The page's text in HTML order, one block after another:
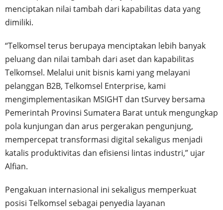
menciptakan nilai tambah dari kapabilitas data yang
dimiliki.
“Telkomsel terus berupaya menciptakan lebih banyak
peluang dan nilai tambah dari aset dan kapabilitas
Telkomsel. Melalui unit bisnis kami yang melayani
pelanggan B2B, Telkomsel Enterprise, kami
mengimplementasikan MSIGHT dan tSurvey bersama
Pemerintah Provinsi Sumatera Barat untuk mengungkap
pola kunjungan dan arus pergerakan pengunjung,
mempercepat transformasi digital sekaligus menjadi
katalis produktivitas dan efisiensi lintas industri,” ujar
Alfian.
Pengakuan internasional ini sekaligus memperkuat
posisi Telkomsel sebagai penyedia layanan